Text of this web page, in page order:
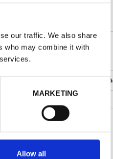
our traffic. We also share
who may combine it with
MARKETING
Allow all
Disponibilità